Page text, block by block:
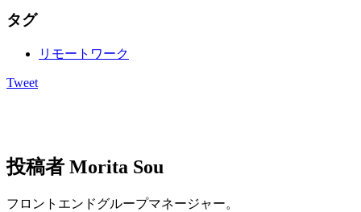
タグ
リモートワーク
Tweet
投稿者 Morita Sou
フロントエンドグループマネージャー。